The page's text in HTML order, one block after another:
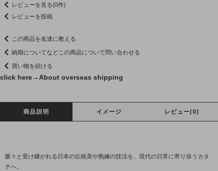
レビューを見る(0件)
レビューを投稿
この商品を友達に教える
納期についてなどこの商品について問い合わせる
買い物を続ける
click here→About overseas shipping
商品説明 イメージ レビュー(0)
脈々と受け継がれる日本の伝統美や熟練の技法を、現代の日常に寄り添うカタ
チへ。